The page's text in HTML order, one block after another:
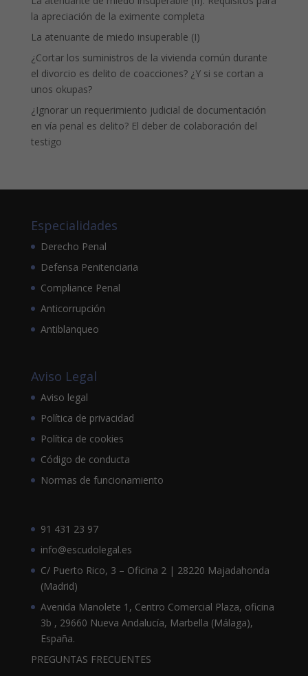
la apreciación de la eximente completa
La atenuante de miedo insuperable (I)
¿Cortar los suministros de la vivienda común durante
el divorcio es delito de coacciones? ¿Y si se cortan a
unos okupas?
¿Ignorar un requerimiento judicial de documentación
en vía penal es delito? El deber de colaboración del
testigo
Especialidades
Derecho Penal
Defensa Penitenciaria
Compliance Penal
Anticorrupción
Antiblanqueo
Aviso Legal
Aviso legal
Política de privacidad
Política de cookies
Código de conducta
Normas de funcionamiento
91 431 23 97
info@escudolegal.es
C/ Puerto Rico, 3 – Oficina 2 | 28220 Majadahonda
(Madrid)
Avenida Manolete 1, Centro Comercial Plaza, oficina
3b , 29660 Nueva Andalucía, Marbella (Málaga),
España.
PREGUNTAS FRECUENTES